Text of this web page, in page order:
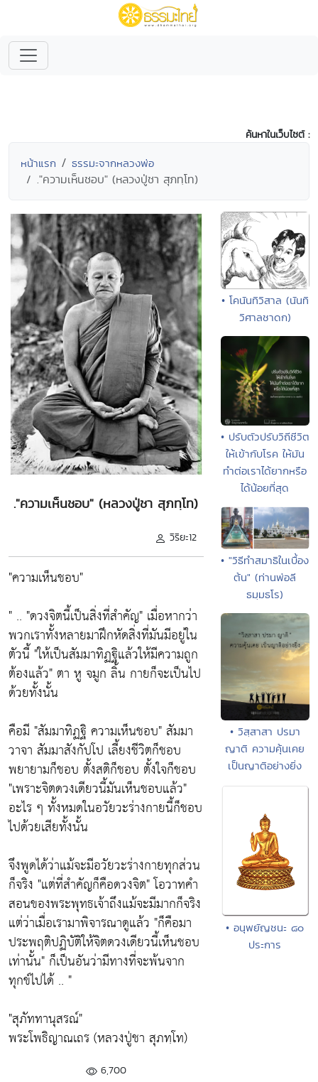
ค้นหาในเว็บไซต์ :
หน้าแรก ธรรมะจากหลวงพ่อ
."ความเห็นชอบ" (หลวงปู่ชา สุภทฺโท)
."ความเห็นชอบ" (หลวงปู่ชา สุภทฺโท)
วิริยะ12
"ความเห็นชอบ"
" .. "ดวงจิตนี้เป็นสิ่งที่สำคัญ" เมื่อหากว่า
พวกเราทั้งหลายมาฝึกหัดสิ่งที่มันมีอยู่ใน
ตัวนี้ "ให้เป็นสัมมาทิฏฐิแล้วให้มีความถูก
ต้องแล้ว"ตา หู จมูก ลิ้น กายก็จะเป็นไป
ด้วยทั้งนั้น
คือมี "สัมมาทิฏฐิ ความเห็นชอบ"สัมมา
วาจา สัมมาสังกัปโป เลี้ยงชีวิตก็ชอบ
พยายามก็ชอบ ตั้งสติก็ชอบ ตั้งใจก็ชอบ
"เพราะจิตดวงเดียวนี้มันเห็นชอบแล้ว"
อะไร ๆ ทั้งหมดในอวัยวะร่างกายนี้ก็ชอบ
ไปด้วยเสียทั้งนั้น
จึงพูดได้ว่าแม้จะมีอวัยวะร่างกายทุกส่วน
ก็จริง "แต่ที่สำคัญก็คือดวงจิต"โอวาทคำ
สอนของพระพุทธเจ้าถึงแม้จะมีมากก็จริง
แต่ว่าเมื่อเรามาพิจารณาดูแล้ว "ก็คือมา
ประพฤติปฏิบัติให้จิตดวงเดียวนี้เห็นชอบ
เท่านั้น" ก็เป็นอันว่ามีทางที่จะพ้นจาก
ทุกข์ไปได้ .. "
"สุภัททานุสรณ์"
พระโพธิญาณเถร (หลวงปู่ชา สุภทฺโท)
6,700
• โคนันทิวิสาล (นันทิ
วิศาลชาดก)
• ปรับตัวปรับวิถีชีวิต
ให้เข้ากับโรค ให้มัน
ทำต่อเราได้ยากหรือ
ได้น้อยที่สุด
• "วิธีทำสมาธิในเบื้อง
ต้น" (ท่านพ่อลี
ธมฺมธโร)
• วิสฺสาสา ปรมา
ญาติ ความคุ้นเคย
เป็นญาติอย่างยิ่ง
• อนุพยัญชนะ ๘๐
ประการ